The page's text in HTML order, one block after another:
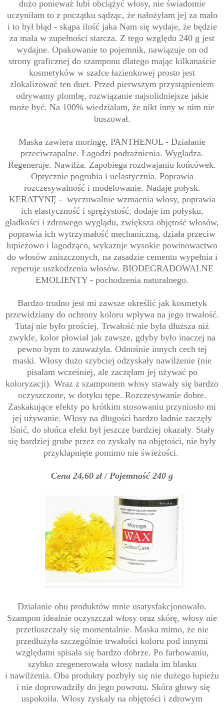
dużo ponieważ lubi obciążyć włosy, nie świadomie
uczyniłam to z początku sądząc, że nałożyłam jej za mało
i to był błąd - skąpa ilość jaka Nam się wydaje, że będzie
za mała w zupełności starcza. Z tego względu 240 g jest
wydajne. Opakowanie to pojemnik, nawiązuje on od
strony graficznej do szamponu dlatego mając kilkanaście
kosmetyków w szafce łazienkowej prosto jest
zlokalizować ten duet. Przed pierwszym przystąpieniem
odrywamy plombę, rozwiązanie najsolidniejsze jakie
może być. Na 100% wiedziałam, że nikt inny w nim nie
buszował.
Maska zawiera moringę, PANTHENOL - Działanie
przeciwzapalne. Łagodzi podrażnienia. Wygładza.
Regeneruje. Nawilża. Zapobiega rozdwajaniu końcówek.
Optycznie pogrubia i uelastycznia. Poprawia
rozczesywalność i modelowanie. Nadaje połysk.
KERATYNĘ - wyczuwalnie wzmacnia włosy, poprawia
ich elastyczność i sprężystość, dodaje im połysku,
gładkości i zdrowego wyglądu, zwiększa objętość włosów,
poprawia ich wytrzymałość mechaniczną, działa przeciw
łupieżowo i łagodząco, wykazuje wysokie powinowactwo
do włosów zniszczonych, na zasadzie cementu wypełnia i
reperuje uszkodzenia włosów. BIODEGRADOWALNE
EMOLIENTY - pochodzenia naturalnego.
Bardzo trudno jest mi zawsze określić jak kosmetyk
przewidziany do ochrony koloru wpływa na jego trwałość.
Tutaj nie było prościej. Trwałość nie była dłuższa niż
zwykle, kolor płowiał jak zawsze, gdyby było inaczej na
pewno bym to zauważyła. Odnośnie innych cech tej
maski. Włosy dużo szybciej odzyskały nawilżenie (nie
pisałam wcześniej, ale zaczęłam jej używać po
koloryzacji). Wraz z szamponem włosy stawały się bardzo
oczyszczone, w dotyku tępe. Rozczesywanie dobre.
Zaskakujące efekty po krótkim stosowaniu przyniosło mi
jej używanie. Włosy na długości bardzo ładnie zaczęły
lśnić, do słońca efekt był jeszcze bardziej okazały. Stały
się bardziej grube przez co zyskały na objętości, nie były
przyklapnięte pomimo nie świeżości.
Cena 24,60 zł / Pojemność 240 g
Działanie obu produktów mnie usatysfakcjonowało.
Szampon idealnie oczyszczał włosy oraz skórę, włosy nie
przetłuszczały się momentalnie. Maska mimo, że nie
przedłużyła szczególnie trwałości koloru pod innymi
względami spisała się bardzo dobrze. Po farbowaniu,
szybko zregenerowała włosy nadała im blasku
i nawilżenia. Oba produkty pozbyły się nie dużego łupieżu
i nie doprowadziły do jego powrotu. Skóra głowy się
uspokoiła. Włosy zyskały na objętości i zdrowym